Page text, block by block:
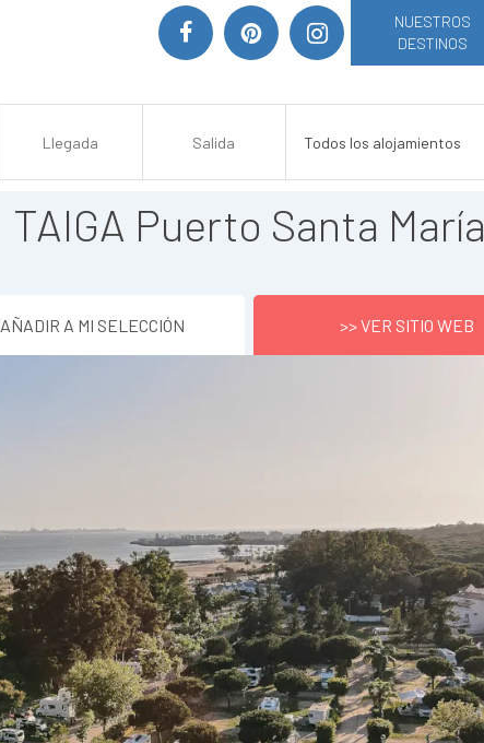
NUESTROS
DESTINOS
TAIGA Puerto Santa María
AÑADIR A MI SELECCIÓN >> VER SITIO WEB